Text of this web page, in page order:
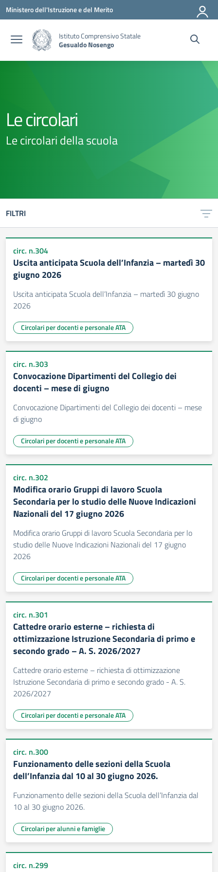
Vai ai contenuti
Vai al menu di navigazione
Vai al footer
Ministero dell'Istruzione e del Merito
Istituto Comprensivo Statale
Gesualdo Nosengo
Le circolari
Le circolari della scuola
FILTRI
circ. n.304
Uscita anticipata Scuola dell’Infanzia – martedì 30
giugno 2026
Uscita anticipata Scuola dell’Infanzia – martedì 30 giugno
2026
Circolari per docenti e personale ATA
circ. n.303
Convocazione Dipartimenti del Collegio dei
docenti – mese di giugno
Convocazione Dipartimenti del Collegio dei docenti – mese
di giugno
Circolari per docenti e personale ATA
circ. n.302
Modifica orario Gruppi di lavoro Scuola
Secondaria per lo studio delle Nuove Indicazioni
Nazionali del 17 giugno 2026
Modifica orario Gruppi di lavoro Scuola Secondaria per lo
studio delle Nuove Indicazioni Nazionali del 17 giugno
2026
Circolari per docenti e personale ATA
circ. n.301
Cattedre orario esterne – richiesta di
ottimizzazione Istruzione Secondaria di primo e
secondo grado – A. S. 2026/2027
Cattedre orario esterne – richiesta di ottimizzazione
Istruzione Secondaria di primo e secondo grado - A. S.
2026/2027
Circolari per docenti e personale ATA
circ. n.300
Funzionamento delle sezioni della Scuola
dell’Infanzia dal 10 al 30 giugno 2026.
Funzionamento delle sezioni della Scuola dell’Infanzia dal
10 al 30 giugno 2026.
Circolari per alunni e famiglie
circ. n.299